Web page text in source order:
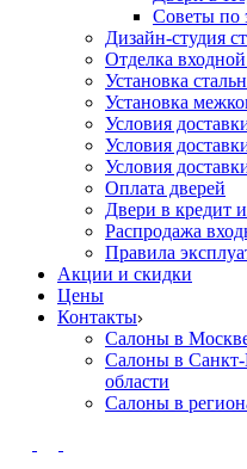
Cоветы по
Дизайн-студия
Отделка
Установка
Установка
Условия
Условия
Условия
Оплата дверей
Двери в кредит
Распродажа
Правила
Акции и скидки
Цены
Контакты
Салоны в
Салоны в Санкт-
области
Салоны в